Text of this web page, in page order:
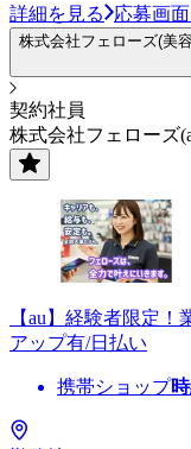
詳細を見る 応募画
株式会社フェローズ(美
契約社員
株式会社フェローズ
【au】経験者限定
アップ有/日払い
携帯ショップ